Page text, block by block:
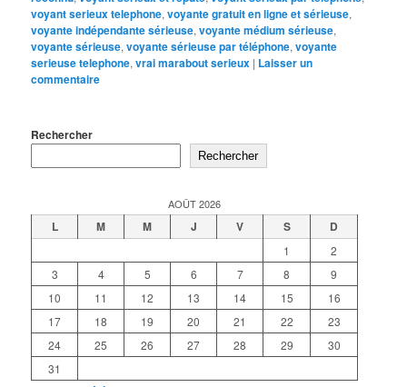
voyant serieux telephone,voyante gratuit en ligne et sérieuse,
voyante indépendante sérieuse,voyante médium sérieuse,
voyante sérieuse,voyante sérieuse par téléphone,voyante
serieuse telephone,vrai marabout serieux | Laisser un
commentaire
Rechercher
Rechercher
AOÛT 2026
L M M J V S D
1
2
3
4 5 6 7 8
9
10
11 12 13 14 15
16
17
18 19 20 21 22
23
24
25 26 27 28 29
30
31